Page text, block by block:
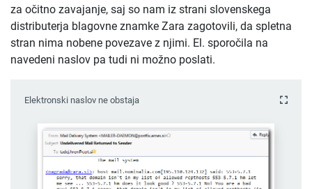
za očitno zavajanje, saj so nam iz strani slovenskega
distributerja blagovne znamke Zara zagotovili, da spletna
stran nima nobene povezave z njimi. El. sporočila na
navedeni naslov pa tudi ni možno poslati.
Elektronski naslov ne obstaja